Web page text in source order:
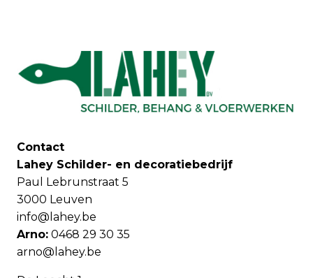
Contact
Lahey Schilder- en decoratiebedrijf
Paul Lebrunstraat 5
3000 Leuven
info@lahey.be
Arno: 0468 29 30 35
arno@lahey.be